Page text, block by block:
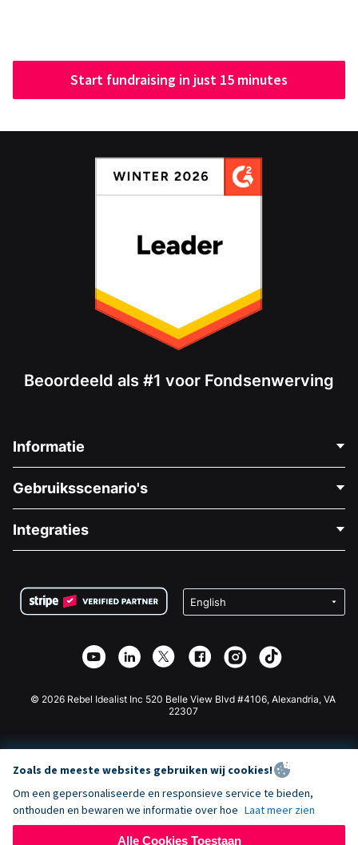
Start fundraising in just 15 minutes
Beoordeeld als #1 voor Fondsenwerving
Informatie
Over Ons
Vacatures
Privacy
Affiliate Partnerschap
Gebruiksscenario's
Medische Fondsenwerving
Goede Doelen Fondsenwerving
Integraties
Wix Donatie Plugin
Webflow Donatie App
Joomla Donatie
© 2026 Rebel Idealist Inc 520 Belle View Blvd #4106, Alexandria, VA
22307
Zoals de meeste websites gebruiken wij cookies!
Om een gepersonaliseerde en responsieve service te bieden,
onthouden en bewaren we informatie over hoe Laat meer zien
Alle Cookies Toestaan